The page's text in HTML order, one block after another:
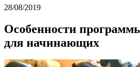
28/08/2019
Особенности
для начинающих